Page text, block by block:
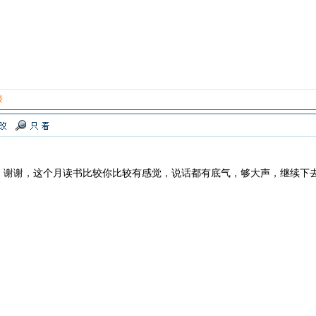
谢，这个月读书比较你比较有感觉，说话都有底气，够大声，继续下